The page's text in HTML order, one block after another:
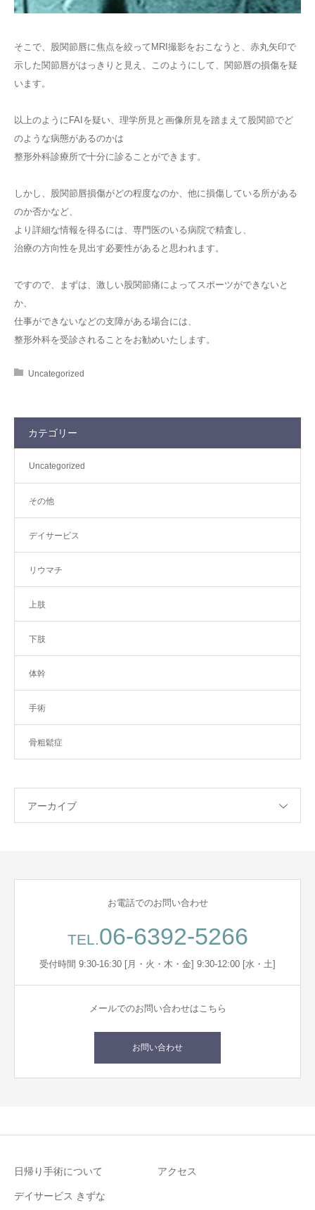
そこで、股関節唇に焦点を絞ってMRI撮影をおこなうと、赤丸矢印で
示した関節唇がはっきりと見え、このようにして、関節唇の損傷を疑
います。
以上のようにFAIを疑い、理学所見と画像所見を踏まえて股関節でど
のような病態があるのかは
整形外科診療所で十分に診ることができます。
しかし、股関節唇損傷がどの程度なのか、他に損傷している所がある
のか否かなど、
より詳細な情報を得るには、専門医のいる病院で精査し、
治療の方向性を見出す必要性があると思われます。
ですので、まずは、激しい股関節痛によってスポーツができないと
か、
仕事ができないなどの支障がある場合には、
整形外科を受診されることをお勧めいたします。
Uncategorized
カテゴリー
Uncategorized
その他
デイサービス
リウマチ
上肢
下肢
体幹
手術
骨粗鬆症
アーカイブ
お電話でのお問い合わせ
TEL.06-6392-5266
受付時間 9:30-16:30 [月・火・木・金] 9:30-12:00 [水・土]
メールでのお問い合わせはこちら
お問い合わせ
日帰り手術について アクセス
デイサービス きずな